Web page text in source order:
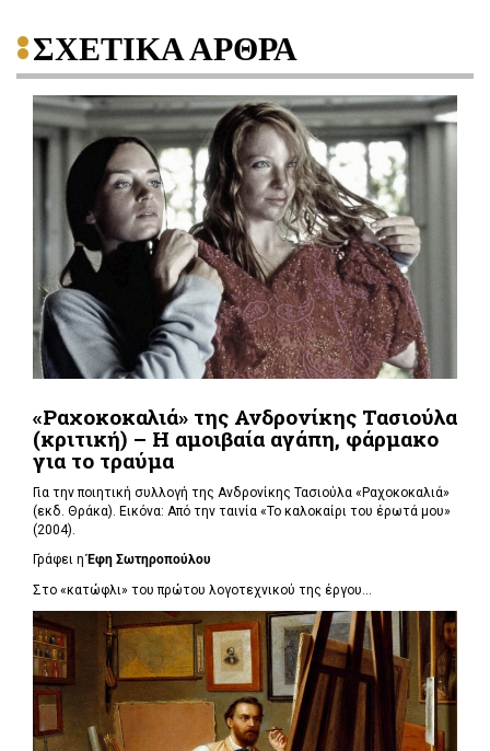
ΣΧΕΤΙΚΑ ΑΡΘΡΑ
«Ραχοκοκαλιά» της Ανδρονίκης Τασιούλα
(κριτική) – Η αμοιβαία αγάπη, φάρμακο
για το τραύμα
Για την ποιητική συλλογή της Ανδρονίκης Τασιούλα «Ραχοκοκαλιά»
(εκδ. Θράκα). Εικόνα: Από την ταινία «Το καλοκαίρι του έρωτά μου»
(2004).
Γράφει ηΈφη Σωτηροπούλου
Στο «κατώφλι» του πρώτου λογοτεχνικού της έργου...